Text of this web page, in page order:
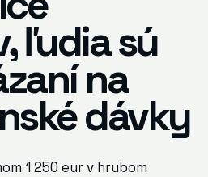
ľudia sú
na
dávky
1 250 eur v hrubom